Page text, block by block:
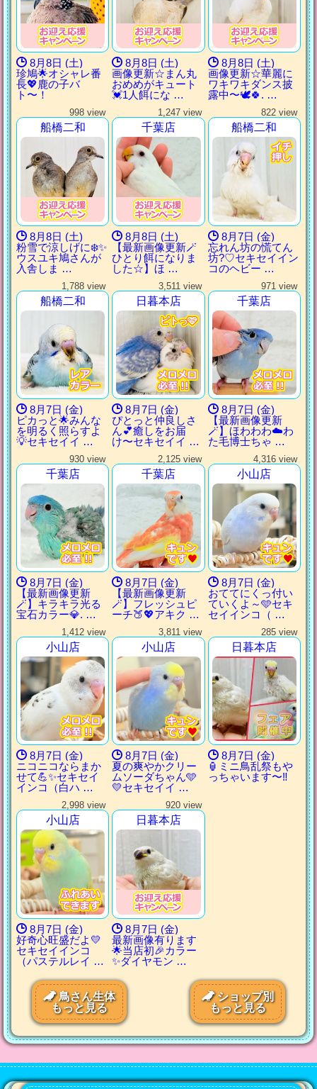
8月8日 (土)
珍鳩🌟オシャレ番
長💖鹿の子バ
ト〜！
8月8日 (土)
画像更新☆まん丸
おめめがキュート
💓1人餌にな …
8月8日 (土)
画像更新☆華麗に
ワキワキダンス披
露中〜🕊🍀. …
998 view
船橋二和
8月8日 (土)
粉雪で涼しげに❄️✨
ウスユキ鳩さんが
入舎しま …
1,247 view
千葉店
8月8日 (土)
【最新画像更新🪄
ひとり餌になりま
した‪☆】ほ …
822 view
船橋二和
8月7日 (金)
忘れん坊の慌てん
坊?♡セキセイイン
コのヘビー …
1,788 view
船橋二和
8月7日 (金)
ピカっと🌟みんな
を明るく照らすよ
💡セキセイイ …
3,511 view
日暮本店
ピトっ🩷
ピトっ🩷
ピトっ🩷
ピトっ🩷
8月7日 (金)
ぴとっと仲良しさ
ん💕癒しをお届
け〜セキセイイ …
971 view
千葉店
8月7日 (金)
【最新画像更新
🪄】ほわわわ☁️わ
た毛博士ちゃ …
930 view
千葉店
8月7日 (金)
【最新画像更新
🪄】キラキラ光る
宝石カラー💎. …
2,125 view
千葉店
8月7日 (金)
【最新画像更新
🪄】フレッシュピ
ーチ🍑💖アキク …
4,316 view
小山店
8月7日 (金)
おててにくっ付い
ていくよ～🩵セキ
セイインコ（ …
1,412 view
小山店
8月7日 (金)
ニコニコならまか
せて💪✨セキセイ
インコ（白ハ …
3,811 view
小山店
8月7日 (金)
夏の爽やかクリー
ムソーダちゃん🩵
💛セキセイイ …
285 view
日暮本店
8月7日 (金)
🏮ミニ鳥乱祭もや
っちゃいます〜‼️
2,998 view
小山店
8月7日 (金)
好奇心旺盛だよ💛
セキセイインコ
（パステルレイ …
920 view
日暮本店
8月7日 (金)
最新画像有ります
🌟当店初🎉カラー
✨ダイヤモン …
鳥さん生体
もっと見る
ショップ別
もっと見る